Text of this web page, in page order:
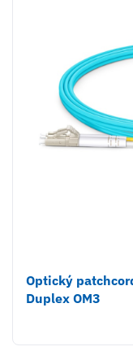
Optický
Duplex OM3